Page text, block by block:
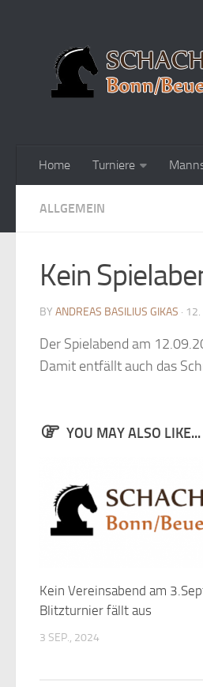
Home Turniere
ALLGEMEIN
Kein
BY ANDREAS BASILIUS GIKAS ·
Der Spielabend am
Damit entfällt auch das
YOU MAY ALSO LIKE...
Kein Vereinsabend am
Blitzturnier fällt aus
3 SEP., 2024